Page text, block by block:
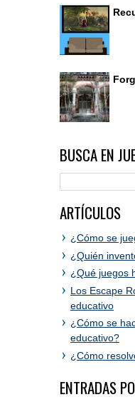
BUSCA EN
ARTÍCULOS
¿Cómo se
¿Quién
¿Qué juegos
Los Escape
educativo
¿Cómo se
educativo?
¿Cómo
ENTRADAS